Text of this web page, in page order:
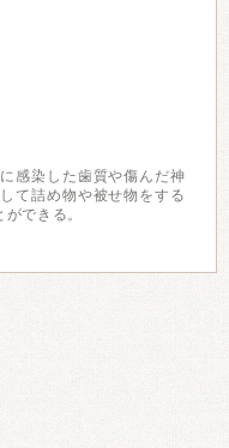
感染した歯質や傷んだ神
て詰め物や被せ物をする
できる。